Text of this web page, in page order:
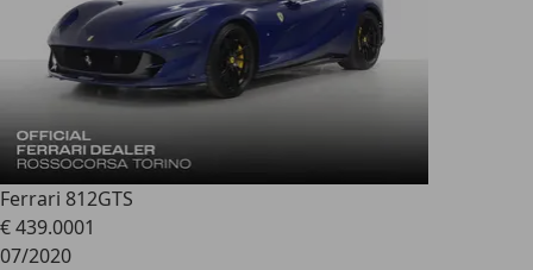
Ferrari 812GTS
€ 439.0001
07/2020